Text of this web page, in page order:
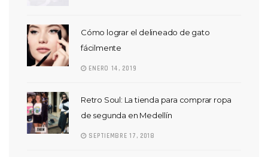
Cómo lograr el delineado de gato
fácilmente
ENERO 14, 2019
Retro Soul: La tienda para comprar ropa
de segunda en Medellín
SEPTIEMBRE 17, 2018